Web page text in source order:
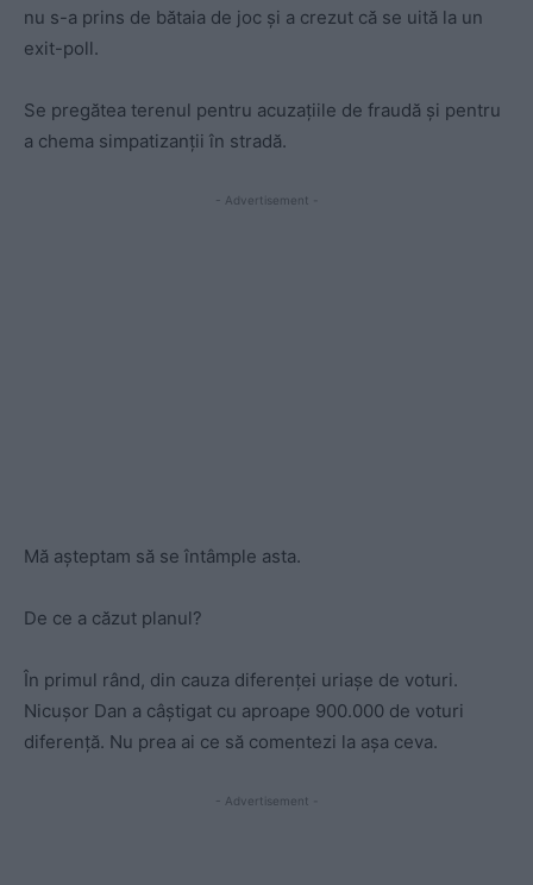
nu s-a prins de bătaia de joc și a crezut că se uită la un
exit-poll.
Se pregătea terenul pentru acuzațiile de fraudă și pentru
a chema simpatizanții în stradă.
- Advertisement -
Mă așteptam să se întâmple asta.
De ce a căzut planul?
În primul rând, din cauza diferenței uriașe de voturi.
Nicușor Dan a câștigat cu aproape 900.000 de voturi
diferență. Nu prea ai ce să comentezi la așa ceva.
- Advertisement -